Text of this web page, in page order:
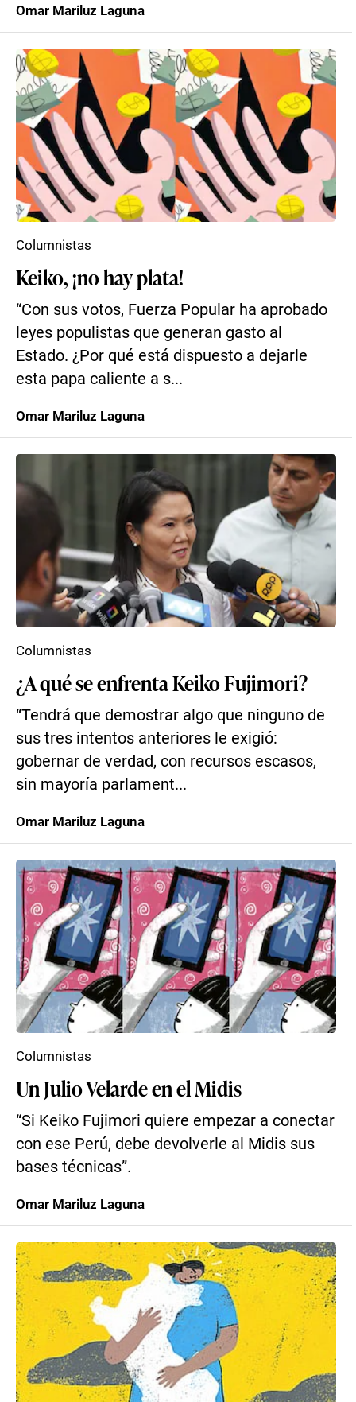
Omar Mariluz Laguna
Keiko, ¡no hay plata!
“Con sus votos, Fuerza Popular ha aprobado
leyes populistas que generan gasto al
Estado. ¿Por qué está dispuesto a dejarle
esta papa caliente a s...
Columnistas
Omar Mariluz Laguna
¿A qué se enfrenta Keiko Fujimori?
“Tendrá que demostrar algo que ninguno de
sus tres intentos anteriores le exigió:
gobernar de verdad, con recursos escasos,
sin mayoría parlament...
Columnistas
Omar Mariluz Laguna
Un Julio Velarde en el Midis
“Si Keiko Fujimori quiere empezar a conectar
con ese Perú, debe devolverle al Midis sus
bases técnicas”.
Columnistas
Omar Mariluz Laguna